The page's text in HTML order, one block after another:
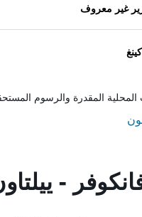
المقدرة والرسوم
-